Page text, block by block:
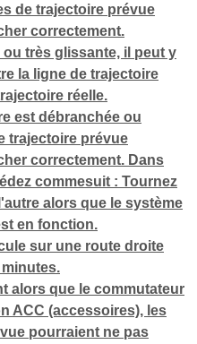
de trajectoire prévue
correctement.
très glissante, il peut y
la ligne de trajectoire
réelle.
est débranchée ou
trajectoire prévue
correctement. Dans
commesuit : Tournez
alors que le système
en fonction.
sur une route droite
alors que le commutateur
ACC (accessoires), les
pourraient ne pas